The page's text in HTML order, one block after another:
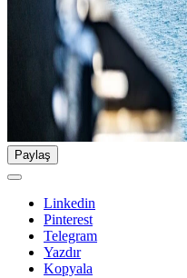
Paylaş
Linkedin
Pinterest
Telegram
Yazdır
Kopyala